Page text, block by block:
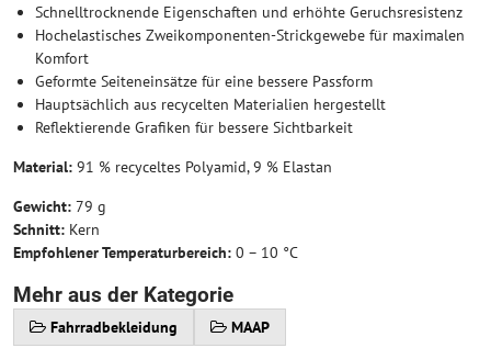
Schnelltrocknende Eigenschaften und erhöhte Geruchsresistenz
Hochelastisches Zweikomponenten-Strickgewebe für maximalen
Komfort
Geformte Seiteneinsätze für eine bessere Passform
Hauptsächlich aus recycelten Materialien hergestellt
Reflektierende Grafiken für bessere Sichtbarkeit
Material: 91 % recyceltes Polyamid, 9 % Elastan
Gewicht: 79 g
Schnitt: Kern
Empfohlener Temperaturbereich: 0 – 10 °C
Mehr aus der Kategorie
Fahrradbekleidung MAAP